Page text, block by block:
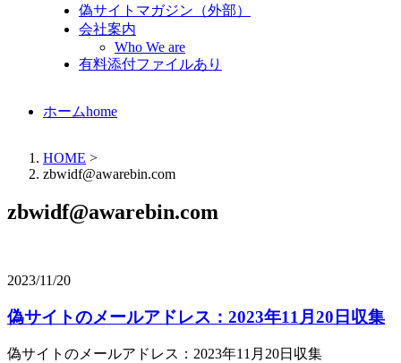
偽サイトマガジン（外部）
会社案内
Who We are
有料添付ファイルあり
ホームhome
HOME >
zbwidf@awarebin.com
zbwidf@awarebin.com
2023/11/20
偽サイトのメールアドレス：2023年11月20日収集
偽サイトのメールアドレス：2023年11月20日収集